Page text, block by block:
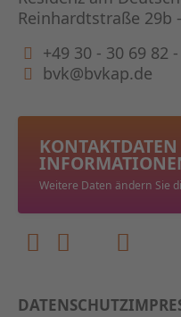
Reinhardtstraße 29b
+49 30 - 30 69 82
bvk@bvkap.de
Weitere Daten ändern Sie
DATENSCHUTZ